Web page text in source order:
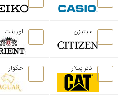
سیتیزن اورینت
کاتر پیلار جگوار